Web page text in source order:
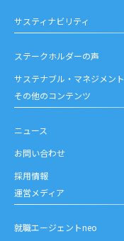
サスティナビリティ
ステークホルダーの声
サステナブル・マネジメント
その他のコンテンツ
ニュース
お問い合わせ
採用情報
運営メディア
就職エージェントneo